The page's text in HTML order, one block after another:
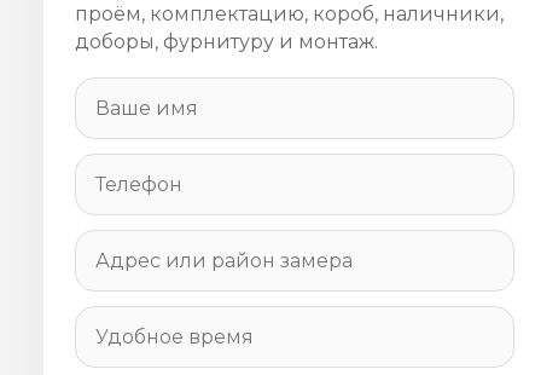
проём, комплектацию, короб, наличники,
доборы, фурнитуру и монтаж.